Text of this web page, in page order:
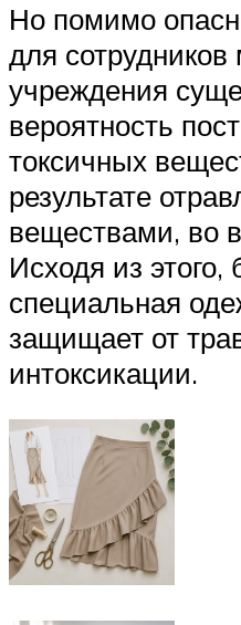
Но помимо
для сотрудников
учреждения
вероятность
токсичных
результате
веществами, во
Исходя из
специальная
защищает от
интоксикации.